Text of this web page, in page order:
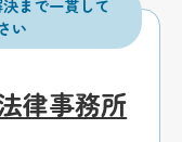
決まで一貫して
い
律事務所